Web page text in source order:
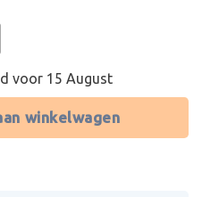
voor 15 August
winkelwagen